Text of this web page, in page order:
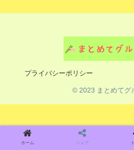
プライバシーポリシー
© 2023 まとめてグ
ホーム シェア